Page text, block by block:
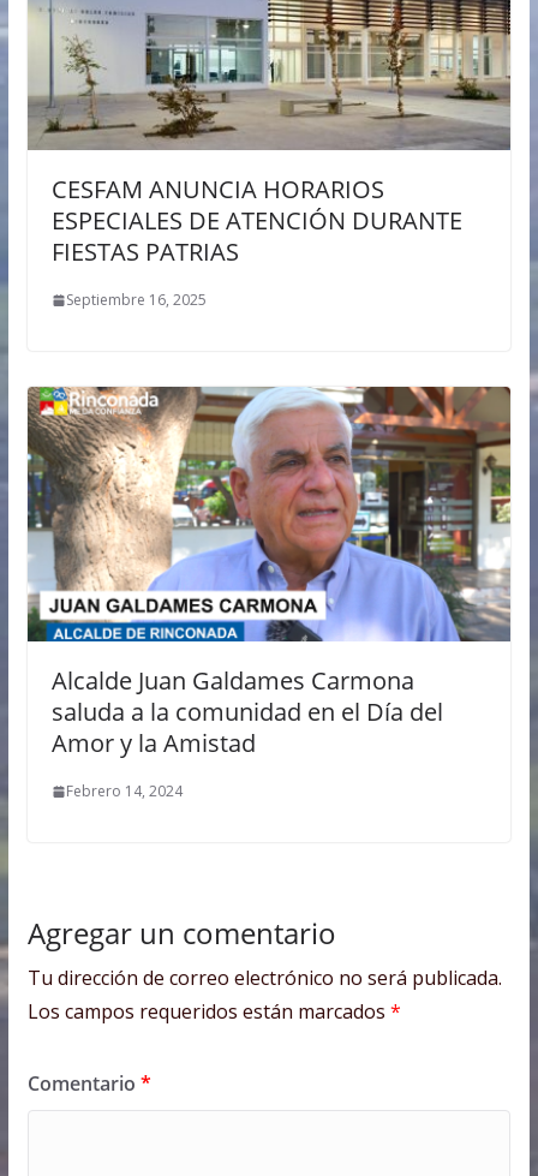
CESFAM ANUNCIA HORARIOS
ESPECIALES DE ATENCIÓN DURANTE
FIESTAS PATRIAS
Septiembre 16, 2025
Alcalde Juan Galdames Carmona
saluda a la comunidad en el Día del
Amor y la Amistad
Febrero 14, 2024
Agregar un comentario
Tu dirección de correo electrónico no será publicada.
Los campos requeridos están marcados *
Comentario *